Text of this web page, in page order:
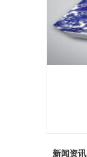
新闻资讯